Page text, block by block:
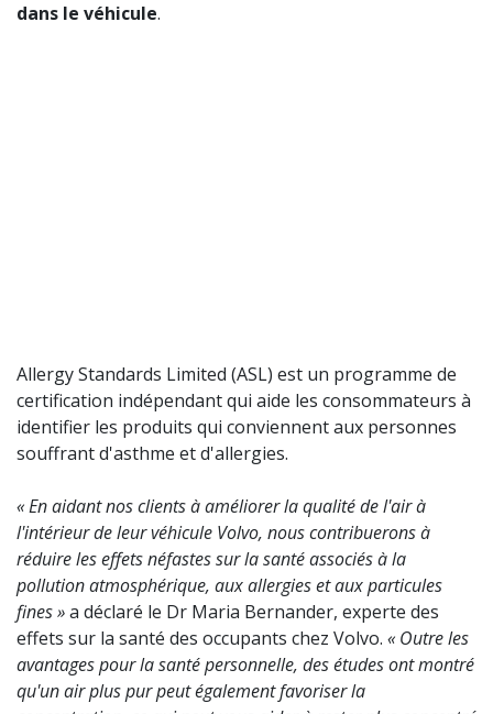
dans le véhicule.
Allergy Standards Limited (ASL) est un programme de
certification indépendant qui aide les consommateurs à
identifier les produits qui conviennent aux personnes
souffrant d'asthme et d'allergies.
« En aidant nos clients à améliorer la qualité de l'air à
l'intérieur de leur véhicule Volvo, nous contribuerons à
réduire les effets néfastes sur la santé associés à la
pollution atmosphérique, aux allergies et aux particules
fines »a déclaré le Dr Maria Bernander, experte des
effets sur la santé des occupants chez Volvo. « Outre les
avantages pour la santé personnelle, des études ont montré
qu'un air plus pur peut également favoriser la